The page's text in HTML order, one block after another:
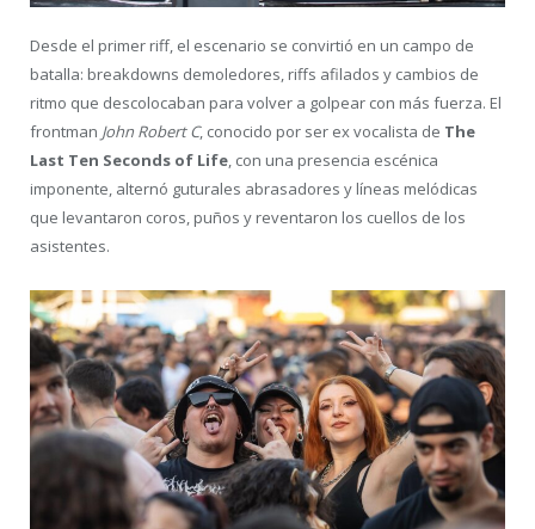
Desde el primer riff, el escenario se convirtió en un campo de
batalla: breakdowns demoledores, riffs afilados y cambios de
ritmo que descolocaban para volver a golpear con más fuerza. El
frontman John Robert C, conocido por ser ex vocalista de The
Last Ten Seconds of Life, con una presencia escénica
imponente, alternó guturales abrasadores y líneas melódicas
que levantaron coros, puños y reventaron los cuellos de los
asistentes.